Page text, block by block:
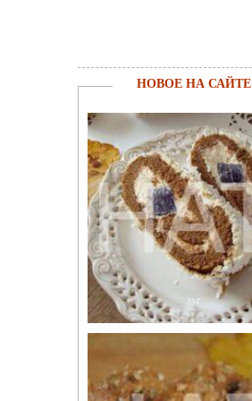
НОВОЕ НА САЙТЕ